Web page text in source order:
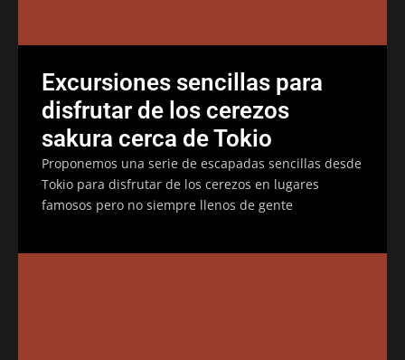
Excursiones sencillas para
disfrutar de los cerezos
sakura cerca de Tokio
Proponemos una serie de escapadas sencillas desde
Tokio para disfrutar de los cerezos en lugares
famosos pero no siempre llenos de gente